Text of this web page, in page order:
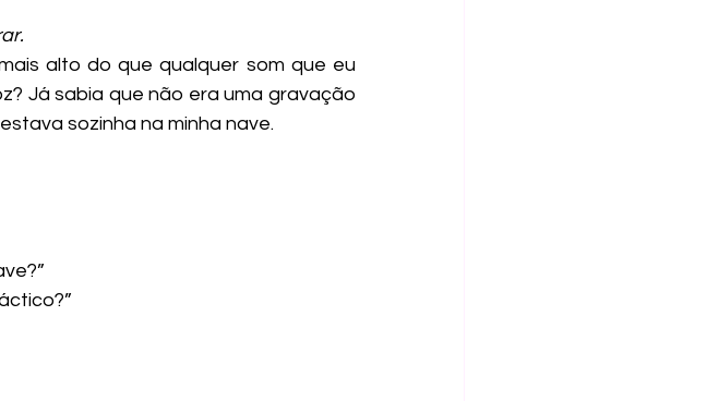
Já sabia que não era uma gravação
sozinha na minha nave.